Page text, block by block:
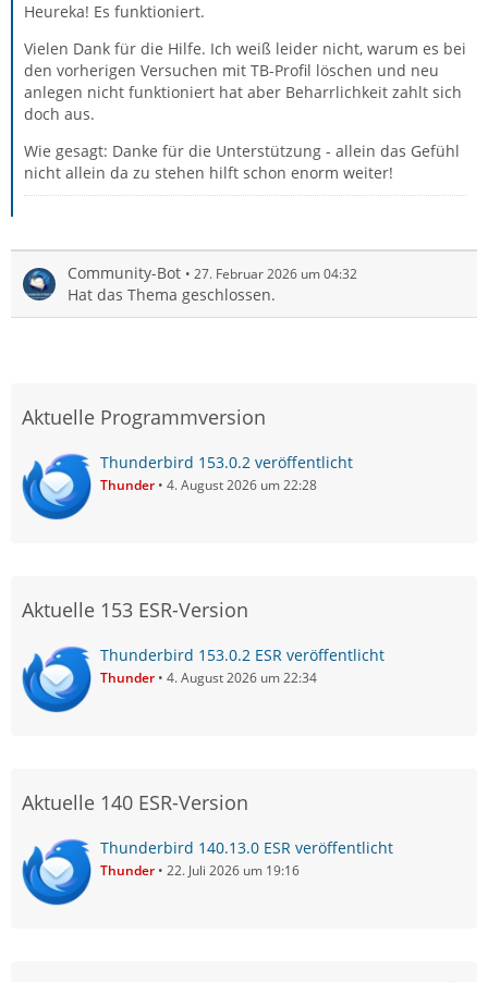
Heureka! Es funktioniert.
Vielen Dank für die Hilfe. Ich weiß leider nicht, warum es bei
den vorherigen Versuchen mit TB-Profil löschen und neu
anlegen nicht funktioniert hat aber Beharrlichkeit zahlt sich
doch aus.
Wie gesagt: Danke für die Unterstützung - allein das Gefühl
nicht allein da zu stehen hilft schon enorm weiter!
Community-Bot 27. Februar 2026 um 04:32
Hat das Thema geschlossen.
Aktuelle Programmversion
Thunderbird 153.0.2 veröffentlicht
Thunder 4. August 2026 um 22:28
Aktuelle 153 ESR-Version
Thunderbird 153.0.2 ESR veröffentlicht
Thunder 4. August 2026 um 22:34
Aktuelle 140 ESR-Version
Thunderbird 140.13.0 ESR veröffentlicht
Thunder 22. Juli 2026 um 19:16